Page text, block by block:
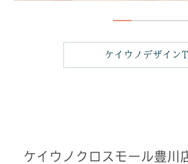
ケイウノデザイン
ケイウノクロスモール豊川